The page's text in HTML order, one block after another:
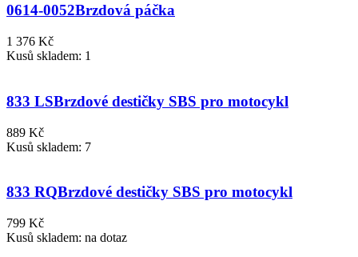
0614-0052Brzdová páčka
1 376 Kč
Kusů skladem: 1
833 LSBrzdové destičky SBS pro motocykl
889 Kč
Kusů skladem: 7
833 RQBrzdové destičky SBS pro motocykl
799 Kč
Kusů skladem: na dotaz